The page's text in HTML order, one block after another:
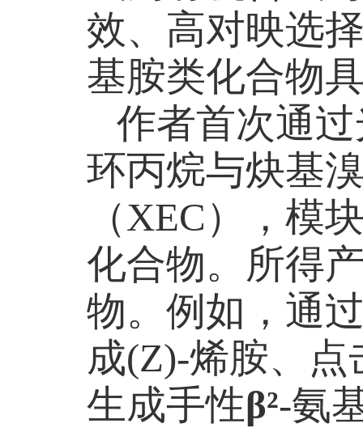
效、高对映选
基胺类化合物
作者首次通
环丙烷与炔基
（XEC），模
化合物。所得
物。例如，通
成(Z)-烯胺、点
生成手性β²-氨